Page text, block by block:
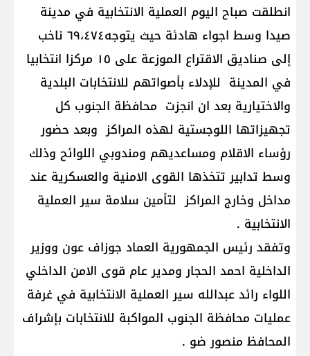
انطلقت صباح اليوم العملية الانتخابية في مدينة
صيدا وسط اجواء هادئة حيث يتوجه٦٩،٤٧٤ ناخب
إلى صناديق الاقتراع الموزعة على ١٥ مركزا انتخابيا
في المدينة للإدلاء بأصواتهم للانتخابات البلدية
والاختيارية بعد ان انجزت محافظة الجنوب كل
تجهيزاتها اللوجستية لهذه المراكز وبعد حضور
رؤساء الاقلام ومساعديهم ومندوبي اللوائح وذلك
وسط تدابير تتخذها القوى الامنية والعسكرية عند
مداخل وخارج المراكز لتأمين سلامة سير العملية
الانتخابية .
وتفقد رئيس الجمهورية العماد جوزاف عون ووزير
الداخلية احمد الحجار ومدير عام قوى الامن الداخلي
اللواء رائد عبدالله سير العملية الانتخابية في غرفة
عمليات محافظة الجنوب المواكبة للانتخابات بإشراف
المحافظ منصور ضو .